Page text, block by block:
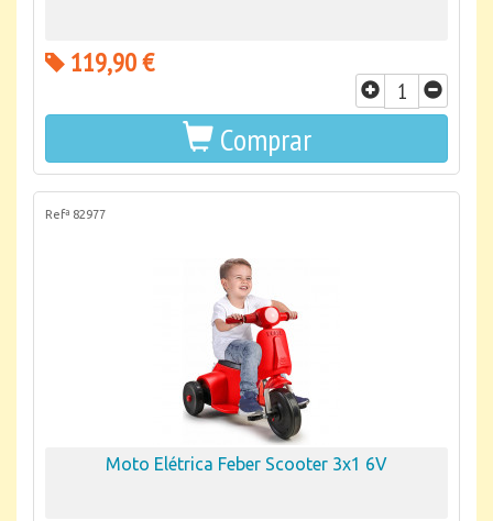
119,90 €
Comprar
Refª 82977
Moto Elétrica Feber Scooter 3x1 6V